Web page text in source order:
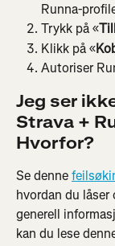
Runna-
Trykk på «
Klikk på «
Autoriser
Jeg ser
Strava +
Hvorfor?
Se denne
hvordan du
generell
kan du lese